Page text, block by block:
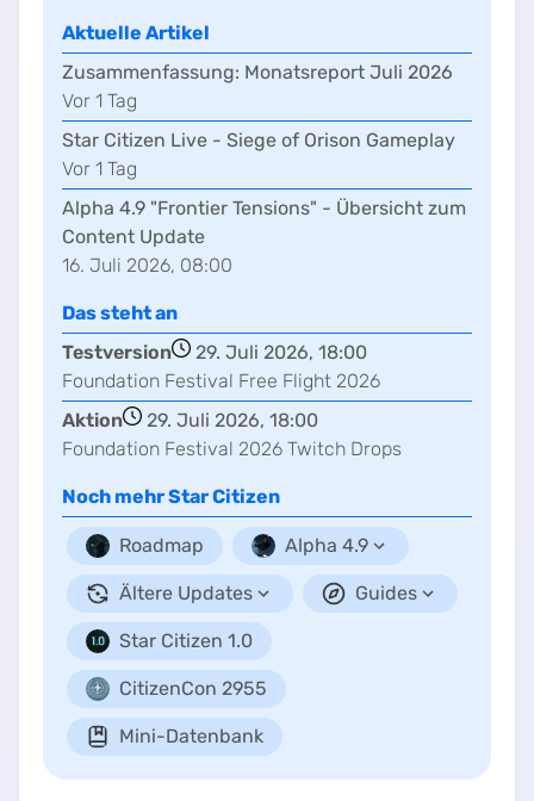
Aktuelle Artikel
Zusammenfassung: Monatsreport Juli 2026
Vor 1 Tag
Star Citizen Live - Siege of Orison Gameplay
Vor 1 Tag
Alpha 4.9 "Frontier Tensions" - Übersicht zum
Content Update
16. Juli 2026, 08:00
Das steht an
Testversion
29. Juli 2026, 18:00
Foundation Festival Free Flight 2026
Aktion
29. Juli 2026, 18:00
Foundation Festival 2026 Twitch Drops
Noch mehrStar Citizen
Roadmap Alpha 4.9
Ältere Updates Guides
Star Citizen 1.0
CitizenCon 2955
Mini-Datenbank